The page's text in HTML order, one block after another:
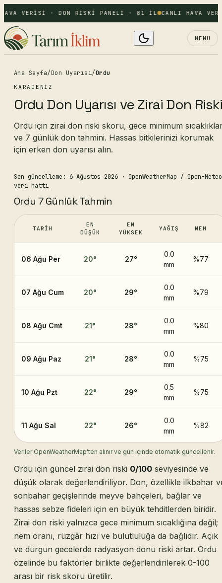
VERISI · DON RISKI PANELI · 81 IL CANLI HAVA
MENU
Ana Sayfa/Don Uyarısı/Ordu
KARADENIZ
Ordu Don Uyarısı ve Zirai Don
Ordu için zirai don riski skoru, gece minimum
ve 7 günlük don tahmini. Hassas bitkilerinizi korumak
için erken don uyarısı alın.
Son güncelleme: 6 Ağustos 2026 · OpenWeatherMap / Open-Meteo
veri hattı
Ordu 7 Günlük Tahmin
TARIH
EN
DÜŞÜK
EN
YÜKSEK
YAĞIŞ NEM
06 Ağu Per 20° 27°
0.0
mm
%77
07 Ağu Cum 20° 29°
0.0
mm
%79
08 Ağu Cmt 21° 28°
0.0
mm
%80
09 Ağu Paz 21° 28°
0.0
mm
%75
10 Ağu Pzt 22° 29°
0.5
mm
%75
11 Ağu Sal 22° 26°
0.0
mm
%82
Veriler OpenWeatherMap'ten alınır ve gün içinde otomatik güncellenir.
Ordu için güncel zirai don riski 0/100 seviyesinde ve
düşük olarak değerlendiriliyor. Don, özellikle ilkbahar
sonbahar geçişlerinde meyve bahçeleri, bağlar ve
hassas sebze fideleri için en büyük tehditlerden biridir.
Zirai don riski yalnızca gece minimum sıcaklığına değil;
nem oranı, rüzgâr hızı ve bulutluluğa da bağlıdır. Açık
ve durgun gecelerde radyasyon donu riski artar. Ordu
özelinde bu faktörler birlikte değerlendirilerek 0-100
arası bir risk skoru üretilir.